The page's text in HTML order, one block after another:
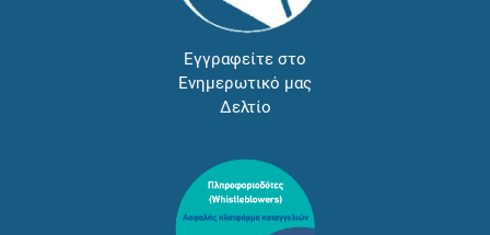
Εγγραφείτε στο
Ενημερωτικό μας
Δελτίο